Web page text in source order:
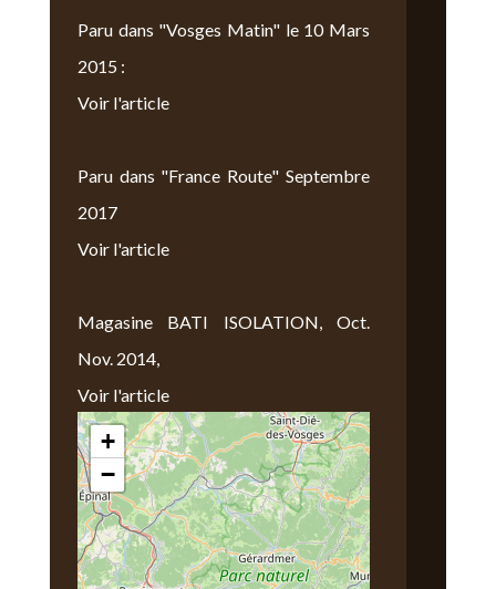
Paru dans "Vosges Matin" le 10 Mars
2015 :
Voir l'article
Paru dans "France Route" Septembre
2017
Voir l'article
Magasine BATI ISOLATION, Oct.
Nov. 2014,
Voir l'article
Nous Trouver
+
−